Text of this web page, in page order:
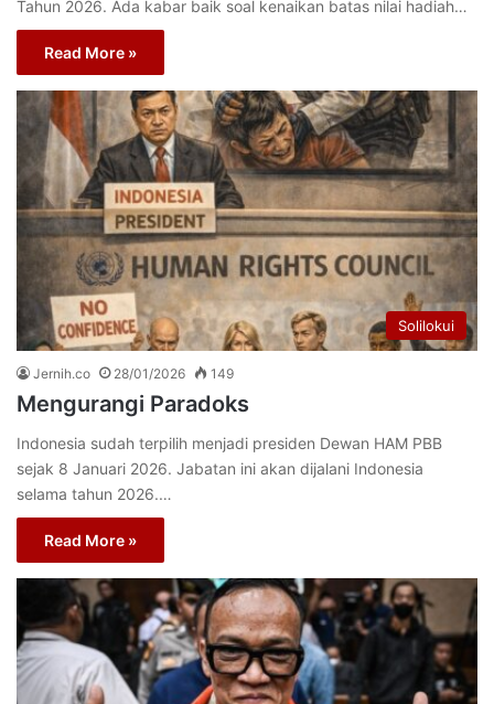
Tahun 2026. Ada kabar baik soal kenaikan batas nilai hadiah…
Read More »
Solilokui
Jernih.co 28/01/2026 149
Mengurangi Paradoks
Indonesia sudah terpilih menjadi presiden Dewan HAM PBB
sejak 8 Januari 2026. Jabatan ini akan dijalani Indonesia
selama tahun 2026.…
Read More »